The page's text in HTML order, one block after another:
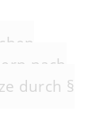
nach
durch §